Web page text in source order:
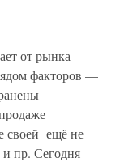
от рынка
факторов —
своей ещё не
пр. Сегодня